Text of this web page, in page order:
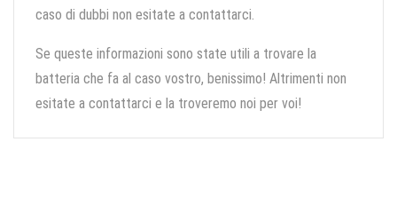
caso di dubbi non esitate a contattarci.
Se queste informazioni sono state utili a trovare la
batteria che fa al caso vostro, benissimo! Altrimenti non
esitate a contattarci e la troveremo noi per voi!